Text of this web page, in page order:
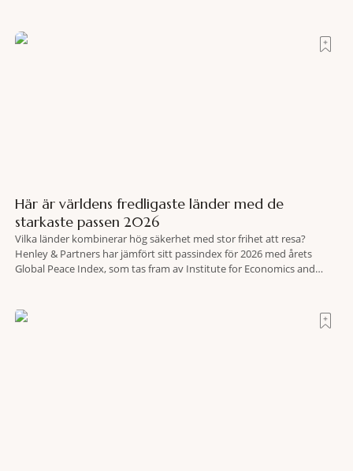
Här är världens fredligaste länder med de
starkaste passen 2026
Vilka länder kombinerar hög säkerhet med stor frihet att resa?
Henley & Partners har jämfört sitt passindex för 2026 med årets
Global Peace Index, som tas fram av Institute for Economics and